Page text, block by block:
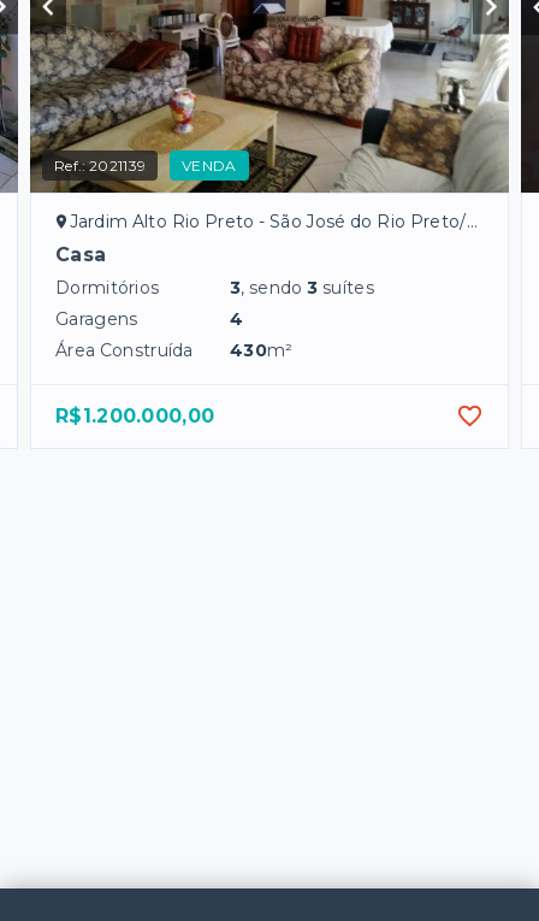
Ref.:2021139 VENDA
Jardim Alto Rio Preto - São José do Rio Preto/SP
Casa
Dormitórios 3, sendo3 suítes
Garagens
4
Área Construída
430m²
R$1.200.000,00